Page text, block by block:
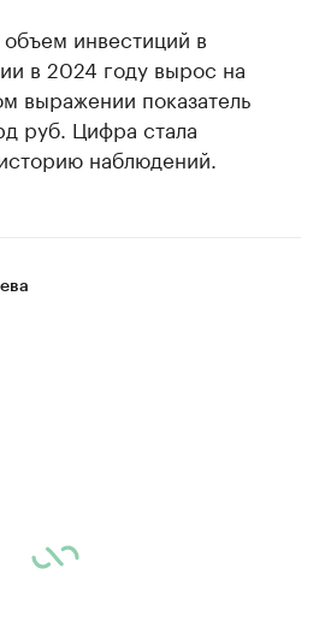
инвестиций в
в 2024 году вырос на
выражении показатель
руб. Цифра стала
наблюдений.